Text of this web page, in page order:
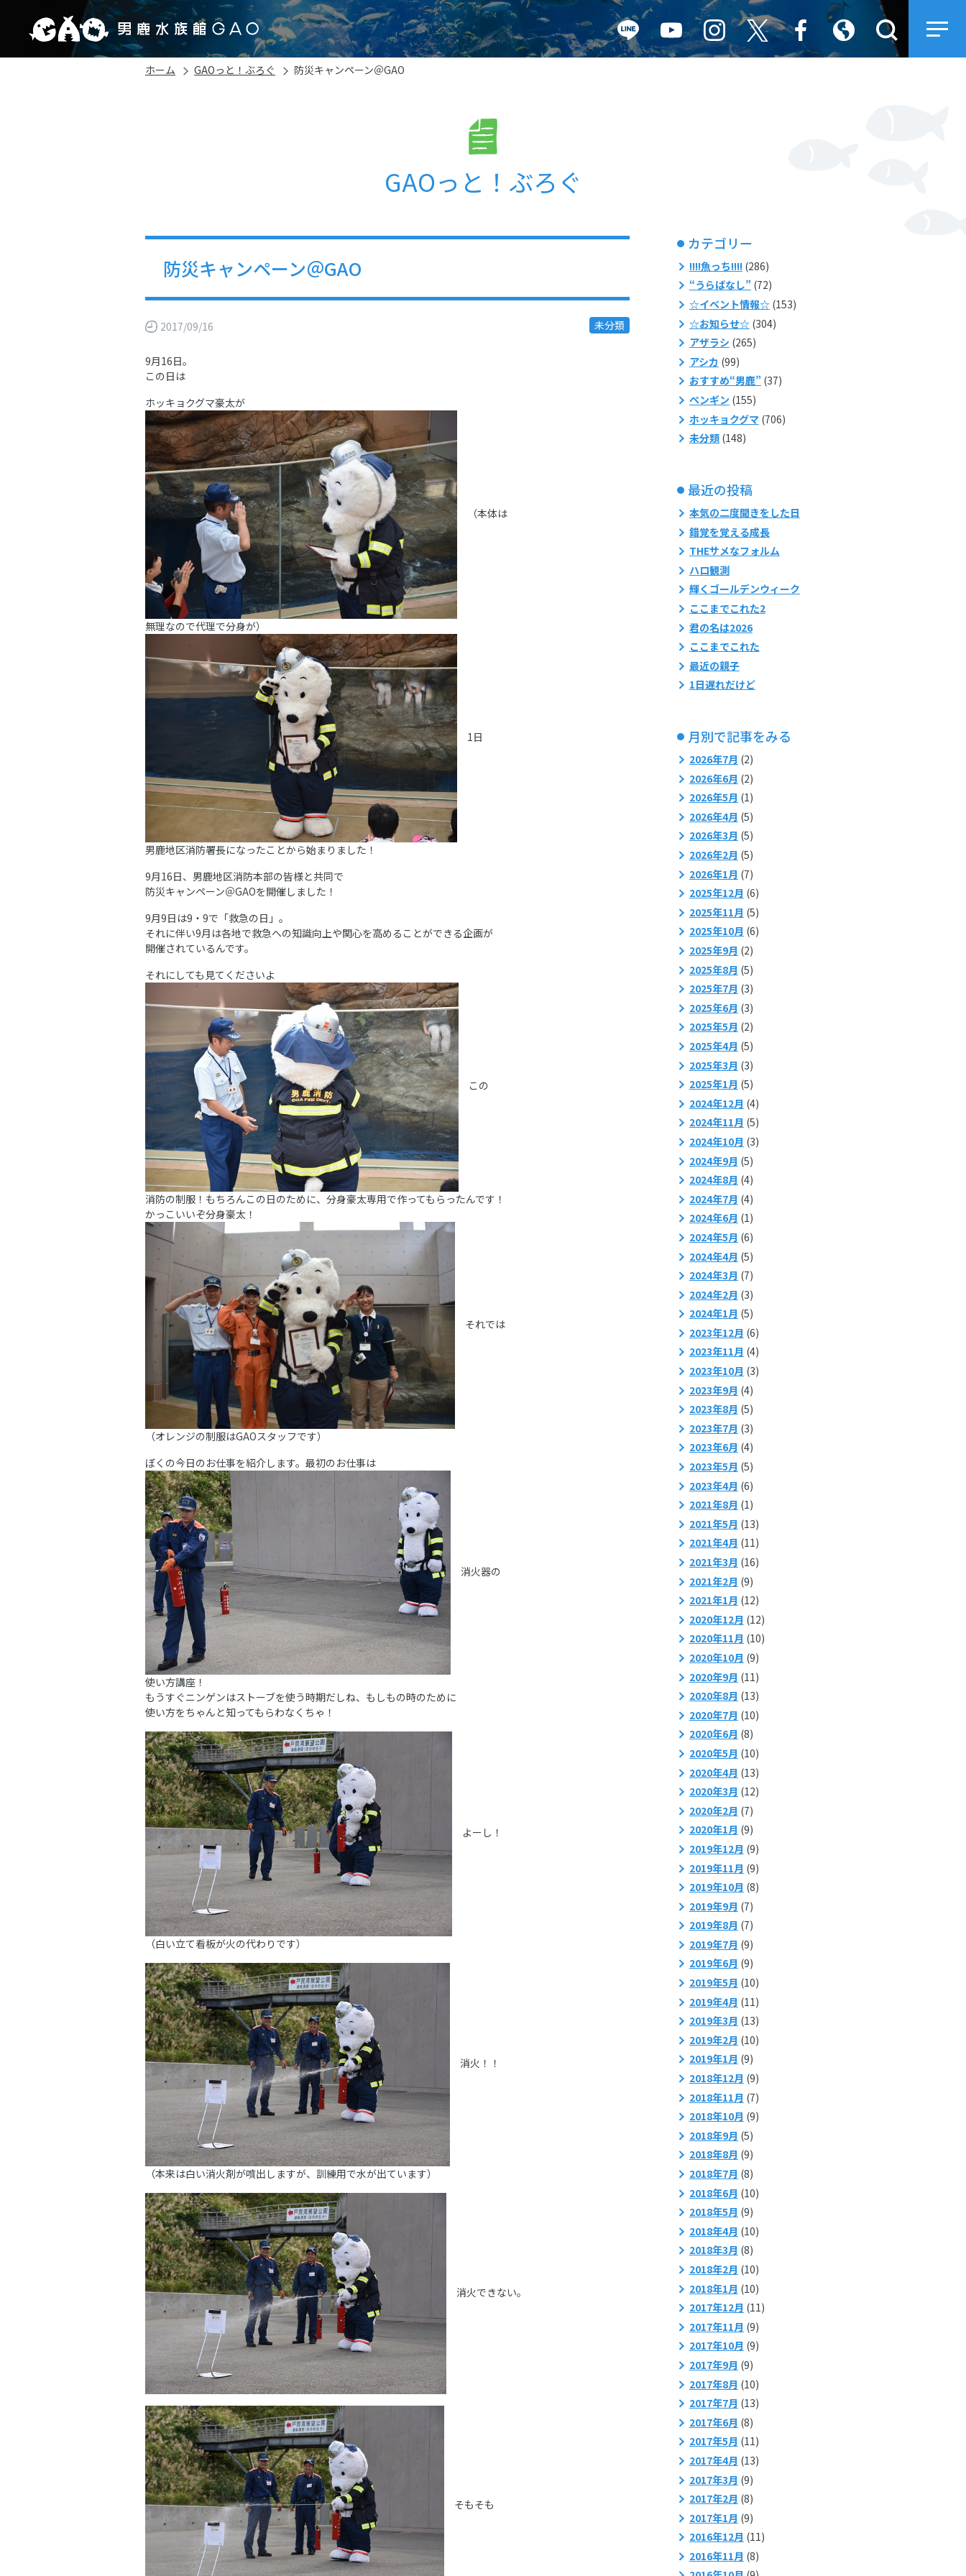
ホーム GAOっと！ぶろぐ 防災キャンペーン＠GAO
GAOっと！ぶろぐ
防災キャンペーン＠GAO
2017/09/16 未分類
9月16日。
この日は
ホッキョクグマ豪太が
（本体は
無理なので代理で分身が）
1日
男鹿地区消防署長になったことから始まりました！
9月16日、男鹿地区消防本部の皆様と共同で
防災キャンペーン＠GAOを開催しました！
9月9日は9・9で「救急の日」。
それに伴い9月は各地で救急への知識向上や関心を高めることができる企画が
開催されているんです。
それにしても見てくださいよ
この
消防の制服！もちろんこの日のために、分身豪太専用で作ってもらったんです！
かっこいいぞ分身豪太！
それでは
（オレンジの制服はGAOスタッフです）
ぼくの今日のお仕事を紹介します。最初のお仕事は
消火器の
使い方講座！
もうすぐニンゲンはストーブを使う時期だしね、もしもの時のために
使い方をちゃんと知ってもらわなくちゃ！
よーし！
（白い立て看板が火の代わりです）
消火！！
（本来は白い消火剤が噴出しますが、訓練用で水が出ています）
消火できない。
そもそも
カテゴリー
!!!!魚っち!!!!(286)
“うらばなし”(72)
☆イベント情報☆(153)
☆お知らせ☆(304)
アザラシ (265)
アシカ (99)
おすすめ“男鹿”(37)
ペンギン (155)
ホッキョクグマ (706)
未分類(148)
最近の投稿
本気の二度聞きをした日
錯覚を覚える成長
THEサメなフォルム
ハロ観測
輝くゴールデンウィーク
ここまでこれた2
君の名は2026
ここまでこれた
最近の親子
1日遅れだけど
月別で記事をみる
2026年7月 (2)
2026年6月 (2)
2026年5月 (1)
2026年4月 (5)
2026年3月 (5)
2026年2月 (5)
2026年1月 (7)
2025年12月 (6)
2025年11月 (5)
2025年10月 (6)
2025年9月 (2)
2025年8月 (5)
2025年7月 (3)
2025年6月 (3)
2025年5月 (2)
2025年4月 (5)
2025年3月 (3)
2025年1月 (5)
2024年12月 (4)
2024年11月 (5)
2024年10月 (3)
2024年9月 (5)
2024年8月 (4)
2024年7月 (4)
2024年6月 (1)
2024年5月 (6)
2024年4月 (5)
2024年3月 (7)
2024年2月 (3)
2024年1月 (5)
2023年12月 (6)
2023年11月 (4)
2023年10月 (3)
2023年9月 (4)
2023年8月 (5)
2023年7月 (3)
2023年6月 (4)
2023年5月 (5)
2023年4月 (6)
2021年8月 (1)
2021年5月 (13)
2021年4月 (11)
2021年3月 (16)
2021年2月 (9)
2021年1月 (12)
2020年12月 (12)
2020年11月 (10)
2020年10月 (9)
2020年9月 (11)
2020年8月 (13)
2020年7月 (10)
2020年6月 (8)
2020年5月 (10)
2020年4月 (13)
2020年3月 (12)
2020年2月 (7)
2020年1月 (9)
2019年12月 (9)
2019年11月 (9)
2019年10月 (8)
2019年9月 (7)
2019年8月 (7)
2019年7月 (9)
2019年6月 (9)
2019年5月 (10)
2019年4月 (11)
2019年3月 (13)
2019年2月 (10)
2019年1月 (9)
2018年12月 (9)
2018年11月 (7)
2018年10月 (9)
2018年9月 (5)
2018年8月 (9)
2018年7月 (8)
2018年6月 (10)
2018年5月 (9)
2018年4月 (10)
2018年3月 (8)
2018年2月 (10)
2018年1月 (10)
2017年12月 (11)
2017年11月 (9)
2017年10月 (9)
2017年9月 (9)
2017年8月 (10)
2017年7月 (13)
2017年6月 (8)
2017年5月 (11)
2017年4月 (13)
2017年3月 (9)
2017年2月 (8)
2017年1月 (9)
2016年12月 (11)
2016年11月 (8)